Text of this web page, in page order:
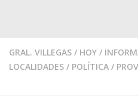
GRAL. VILLEGAS / HOY /
LOCALIDADES / POLÍTICA /